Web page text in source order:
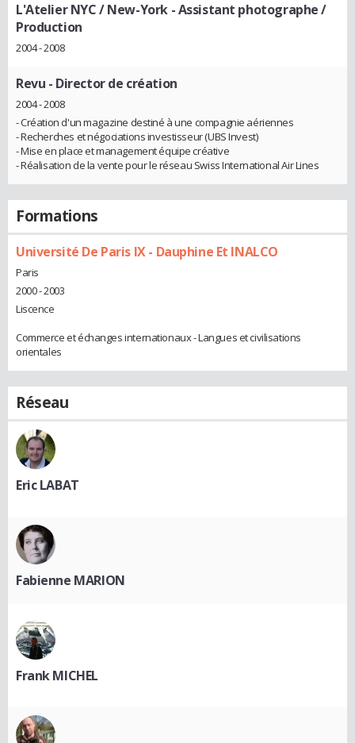
L'Atelier NYC / New-York- Assistant photographe /
Production
2004 - 2008
Revu - Director de création
2004 - 2008
- Création d'un magazine destiné à une compagnie aériennes
- Recherches et négociations investisseur (UBS Invest)
- Mise en place et management équipe créative
- Réalisation de la vente pour le réseau Swiss International Air Lines
Formations
Université De Paris IX - Dauphine Et INALCO
Paris
2000 - 2003
Liscence
Commerce et échanges internationaux - Langues et civilisations
orientales
Réseau
Eric LABAT
Fabienne MARION
Frank MICHEL